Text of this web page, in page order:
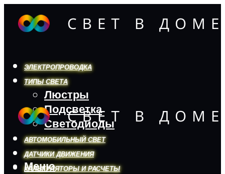
ЭЛЕКТРОПРОВОДКА
ТИПЫ СВЕТА
Люстры
Подсветка
Светодиоды
АВТОМОБИЛЬНЫЙ СВЕТ
ДАТЧИКИ ДВИЖЕНИЯ
КАЛЬКУЛЯТОРЫ И РАСЧЕТЫ
Меню